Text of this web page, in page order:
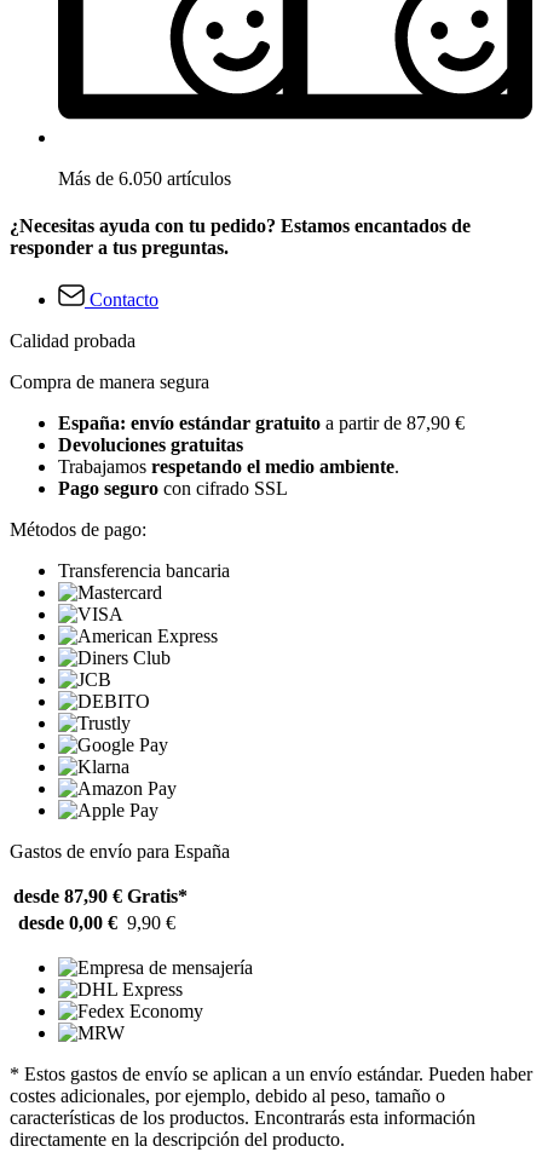
Más de 6.050 artículos
¿Necesitas ayuda con tu pedido? Estamos encantados de
responder a tus preguntas.
Contacto
Calidad probada
Compra de manera segura
España: envío estándar gratuito a partir de 87,90 €
Devoluciones gratuitas
Trabajamos respetando el medio ambiente.
Pago seguro con cifrado SSL
Métodos de pago:
Transferencia bancaria
Gastos de envío para España
desde 87,90 € Gratis*
desde 0,00 € 9,90 €
* Estos gastos de envío se aplican a un envío estándar. Pueden haber
costes adicionales, por ejemplo, debido al peso, tamaño o
características de los productos. Encontrarás esta información
directamente en la descripción del producto.